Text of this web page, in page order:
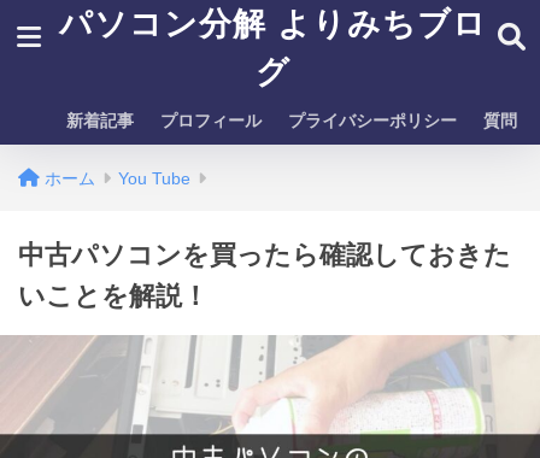
パソコン分解 よりみちブロ
グ
新着記事 プロフィール プライバシーポリシー 質問
ホーム You Tube
中古パソコンを買ったら確認しておきた
いことを解説！